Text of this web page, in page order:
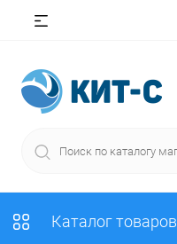
Каталог товаров